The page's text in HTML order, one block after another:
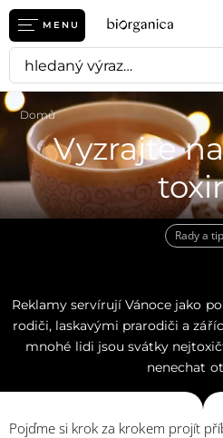
MENU
Domů
Vyzrajte
Rady a
Reklamy servírují Vánoce jako
rodiči, laskavými prarodiči a
mnohé lidi jsou svátky
nenechat
Pojďme si krok za krokem projít